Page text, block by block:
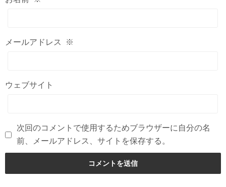
メールアドレス ※
ウェブサイト
次回のコメントで使用するためブラウザーに自分の名
前、メールアドレス、サイトを保存する。